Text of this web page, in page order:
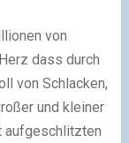
von
dass durch
von Schlacken,
und kleiner
aufgeschlitzten